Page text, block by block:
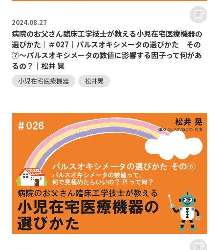
2024.08.27
病院のお父さん臨床工学技士が教える小児在宅医療機器の
選びかた｜＃027｜パルスオキシメータの選びかた その
⑦～パルスオキシメータの数値に影響する因子って何があ
るの？｜松井 晃
小児在宅医療機器 松井晃